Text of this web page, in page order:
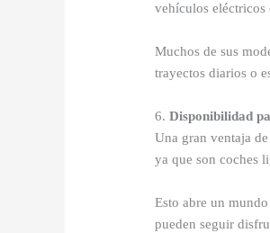
vehículos eléctricos
Muchos de sus
trayectos diarios o
6.Disponibilidad
Una gran ventaja
ya que son coches
Esto abre un
pueden seguir